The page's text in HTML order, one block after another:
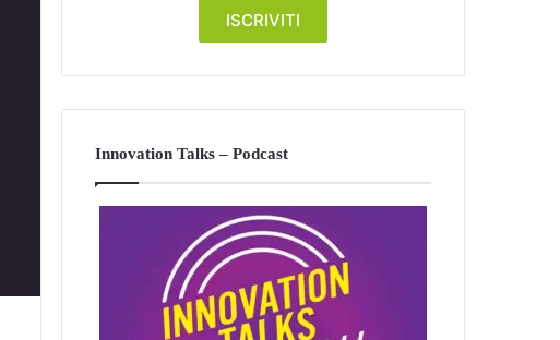
Innovation Talks – Podcast